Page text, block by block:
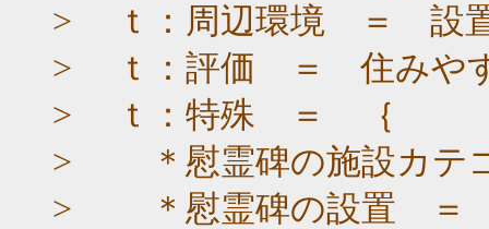
> ｔ：周辺環境 ＝ 設
> ｔ：評価 ＝ 住みや
> ｔ：特殊 ＝ ｛
> ＊慰霊碑の施設カテ
> ＊慰霊碑の設置 ＝